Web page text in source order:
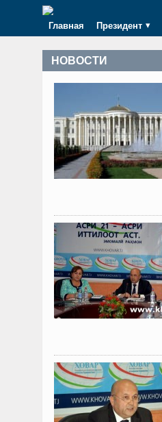
Главная Президент
НОВОСТИ